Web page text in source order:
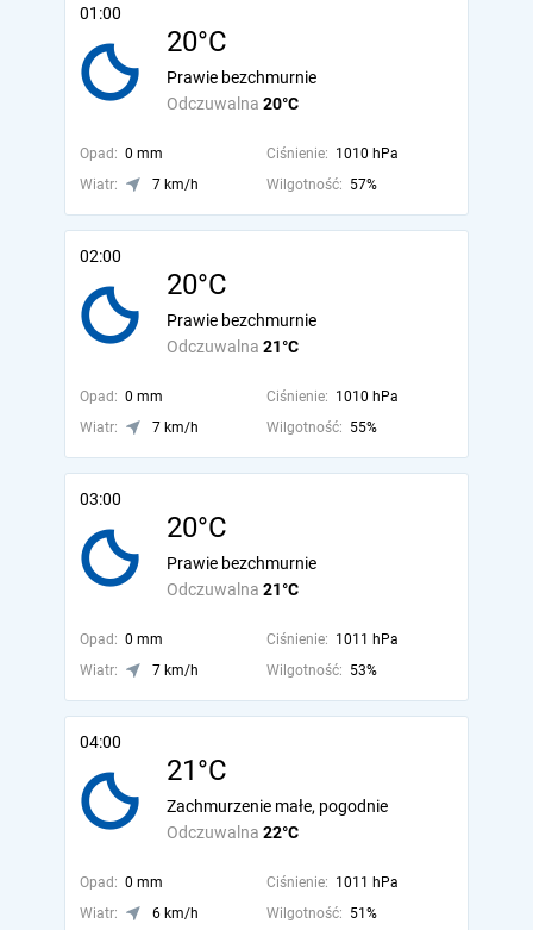
01:00
20°C
Odczuwalna 20°C
Prawie bezchmurnie
Opad: 0 mm Ciśnienie: 1010 hPa
Wiatr:
7 km/h Wilgotność: 57%
02:00
20°C
Odczuwalna 21°C
Prawie bezchmurnie
Opad: 0 mm Ciśnienie: 1010 hPa
Wiatr:
7 km/h Wilgotność: 55%
03:00
20°C
Odczuwalna 21°C
Prawie bezchmurnie
Opad: 0 mm Ciśnienie: 1011 hPa
Wiatr:
7 km/h Wilgotność: 53%
04:00
21°C
Odczuwalna 22°C
Zachmurzenie małe, pogodnie
Opad: 0 mm Ciśnienie: 1011 hPa
Wiatr:
6 km/h Wilgotność: 51%